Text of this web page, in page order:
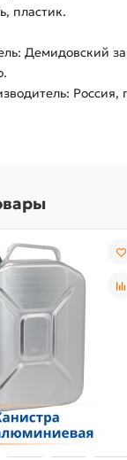
пластик.
Демидовский
Россия,